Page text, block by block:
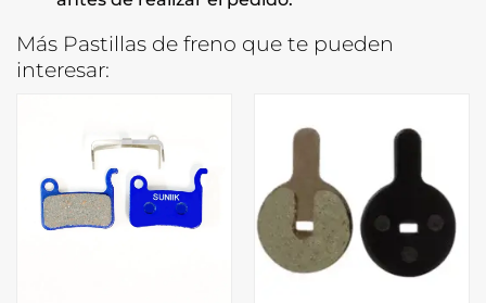
Más Pastillas de freno que te pueden
interesar: